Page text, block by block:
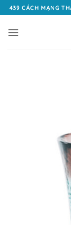
qua
nội
439 CÁCH MẠNG